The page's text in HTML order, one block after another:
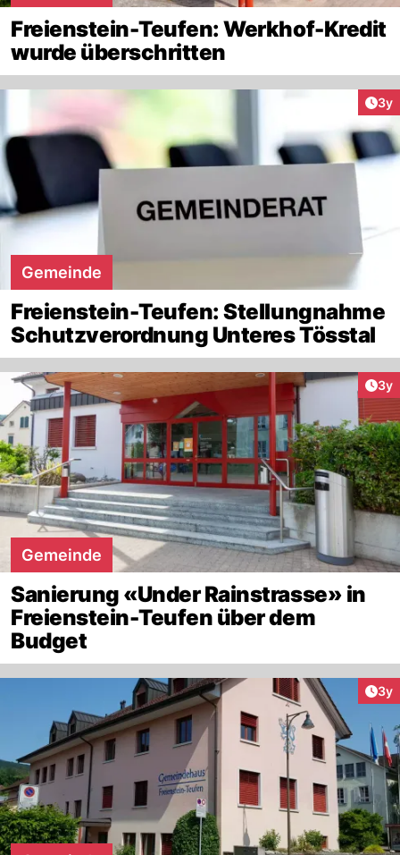
Freienstein-Teufen: Werkhof-Kredit
wurde überschritten
3y
Gemeinde
Freienstein-Teufen: Stellungnahme
Schutzverordnung Unteres Tösstal
3y
Gemeinde
Sanierung «Under Rainstrasse» in
Freienstein-Teufen über dem
Budget
3y